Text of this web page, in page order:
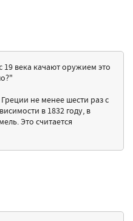
19 века качают оружием это
не менее шести раз с
в 1832 году, в
Это считается